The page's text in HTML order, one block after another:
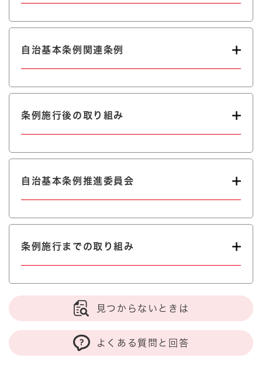
自治基本条例関連条例
条例施行後の取り組み
自治基本条例推進委員会
条例施行までの取り組み
見つからないときは
よくある質問と回答